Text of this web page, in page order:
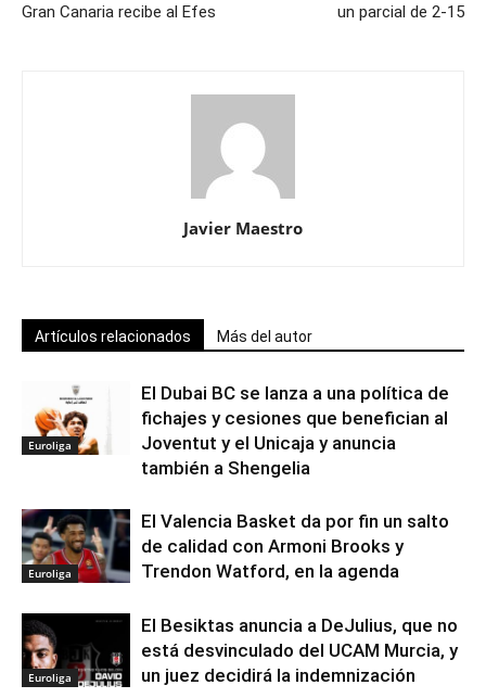
Gran Canaria recibe al Efes
un parcial de 2-15
Javier Maestro
Artículos relacionados Más del autor
Euroliga
El Dubai BC se lanza a una política de
fichajes y cesiones que benefician al
Joventut y el Unicaja y anuncia
también a Shengelia
Euroliga
El Valencia Basket da por fin un salto
de calidad con Armoni Brooks y
Trendon Watford, en la agenda
Euroliga
El Besiktas anuncia a DeJulius, que no
está desvinculado del UCAM Murcia, y
un juez decidirá la indemnización